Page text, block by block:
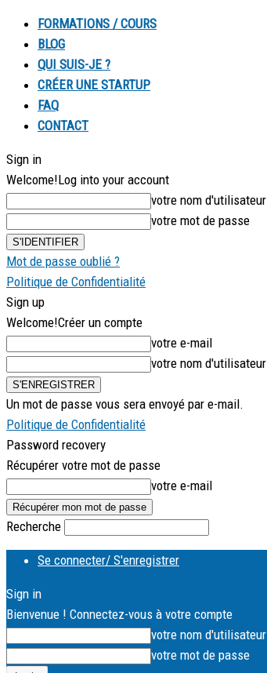
FORMATIONS / COURS
BLOG
QUI SUIS-JE ?
CRÉER UNE STARTUP
FAQ
CONTACT
Sign in
Welcome!Log into your account
votre nom d'utilisateur
votre mot de passe
Mot de passe oublié ?
Politique de Confidentialité
Sign up
Welcome!Créer un compte
votre e-mail
votre nom d'utilisateur
Un mot de passe vous sera envoyé par e-mail.
Politique de Confidentialité
Password recovery
Récupérer votre mot de passe
votre e-mail
Recherche
Se connecter/ S'enregistrer
Sign in
Bienvenue ! Connectez-vous à votre compte
votre nom d'utilisateur
votre mot de passe